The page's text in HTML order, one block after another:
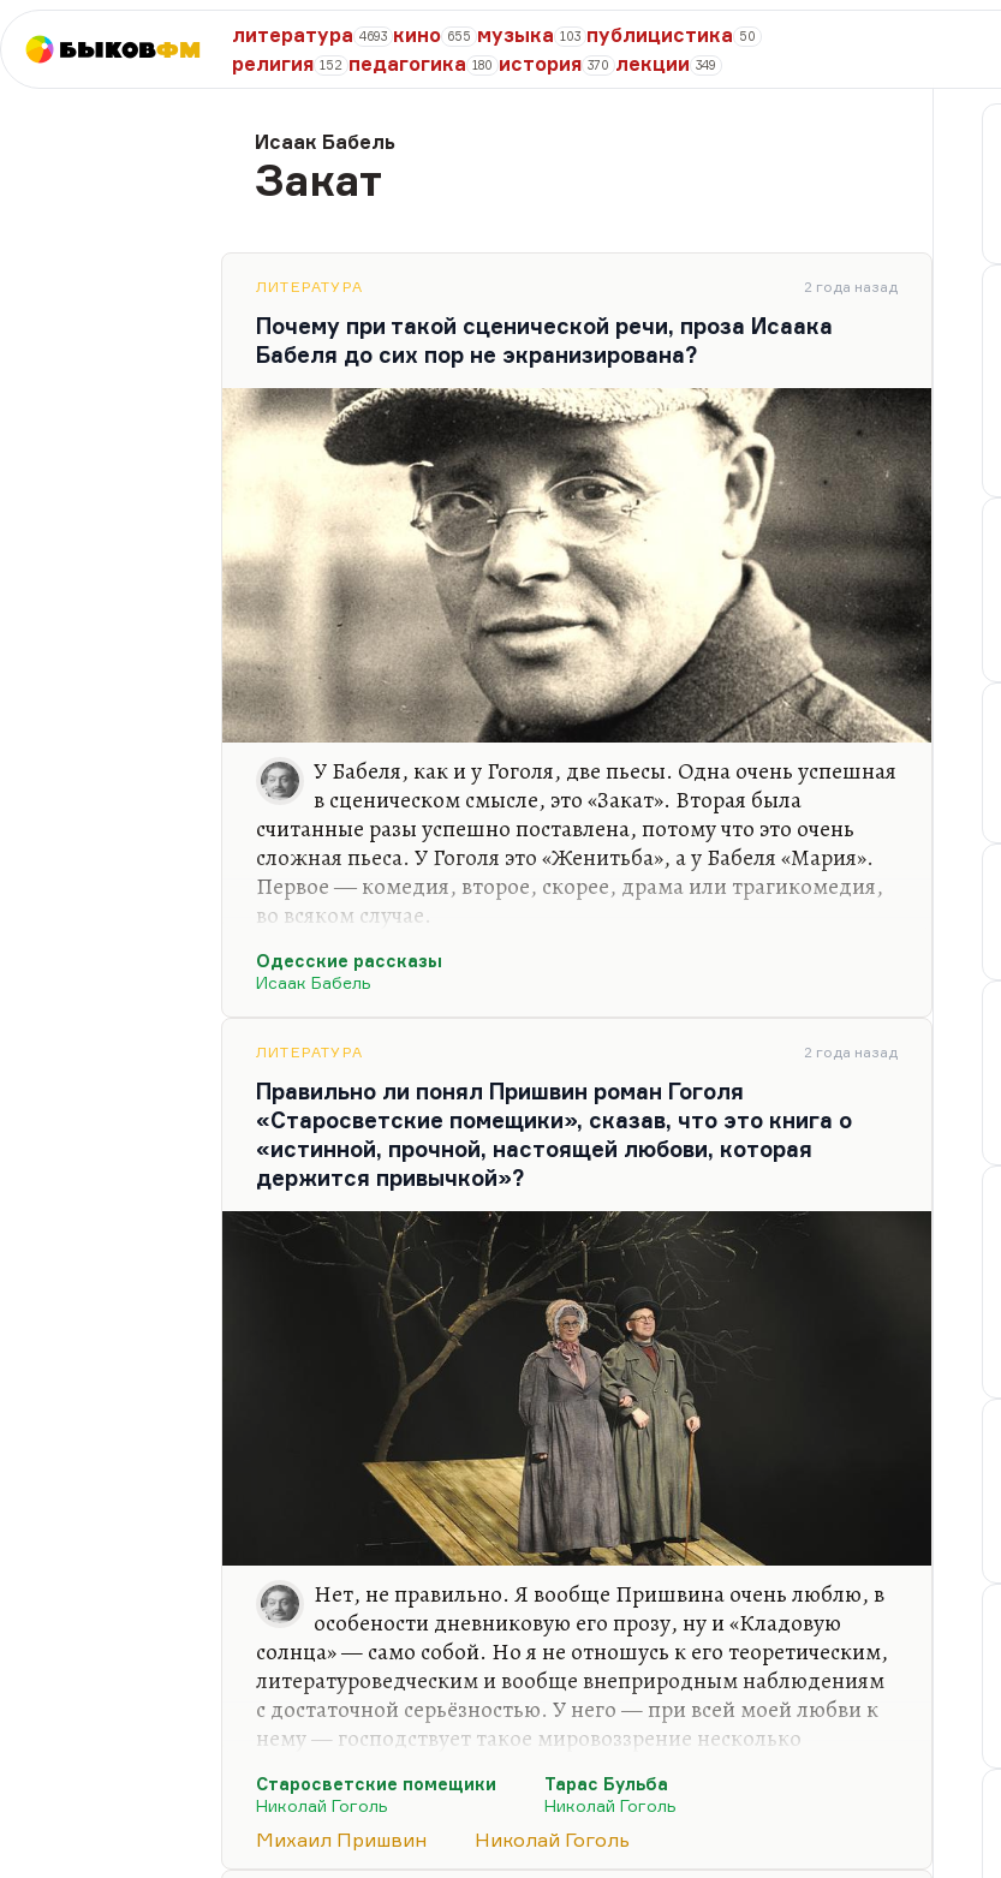
БыковФМ
литература 4693 кино 655 музыка 103 публицистика 50
религия 152 педагогика 180 история 370 лекции 349
Исаак Бабель
Закат
ЛИТЕРАТУРА 2 года назад
Почему при такой сценической речи, проза Исаака
Бабеля до сих пор не экранизирована?
У Бабеля, как и у Гоголя, две пьесы. Одна очень успешная
в сценическом смысле, это «Закат». Вторая была
считанные разы успешно поставлена, потому что это очень
сложная пьеса. У Гоголя это «Женитьба», а у Бабеля «Мария».
Первое ― комедия, второе, скорее, драма или трагикомедия,
во всяком случае.
Я могу объяснить, почему тексты Бабеля не имеют счастливой
сценической судьбы. Именно потому, что это проза. Проза
разговаривает у Бабеля, это в первую очередь литература.
Сыграть Беню Крика невозможно, потому что надо сыграть
легенду, образ невероятного обаяния. Свердлин, который
сыграл Беню Крика в пьесе, написанной для кино, был
гениальным…
Одесские рассказы
Исаак Бабель
ЛИТЕРАТУРА 2 года назад
Правильно ли понял Пришвин роман Гоголя
«Старосветские помещики», сказав, что это книга о
«истинной, прочной, настоящей любови, которая
держится привычкой»?
Нет, не правильно. Я вообще Пришвина очень люблю, в
особености дневниковую его прозу, ну и «Кладовую
солнца» — само собой. Но я не отношусь к его теоретическим,
литературоведческим и вообще внеприродным наблюдениям
с достаточной серьёзностью. У него — при всей моей любви к
нему — господствует такое мировоззрение несколько
конечно, этого ряда и этой категории. Не вполне, мне
крайне тёмную, крайне запутанную душу Гоголя. Он человек
Старосветские помещики
Николай Гоголь
Тарас Бульба
Николай Гоголь
Михаил Пришвин Николай Гоголь